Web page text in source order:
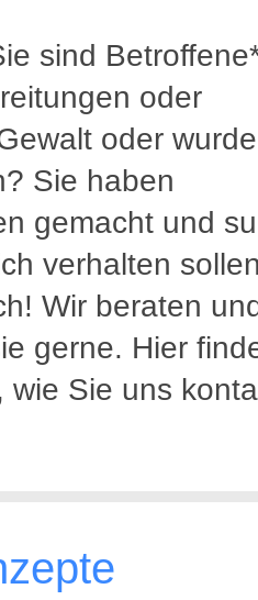
sind
oder
oder
Sie haben
gemacht und
verhalten
Wir beraten
gerne. Hier
wie Sie uns